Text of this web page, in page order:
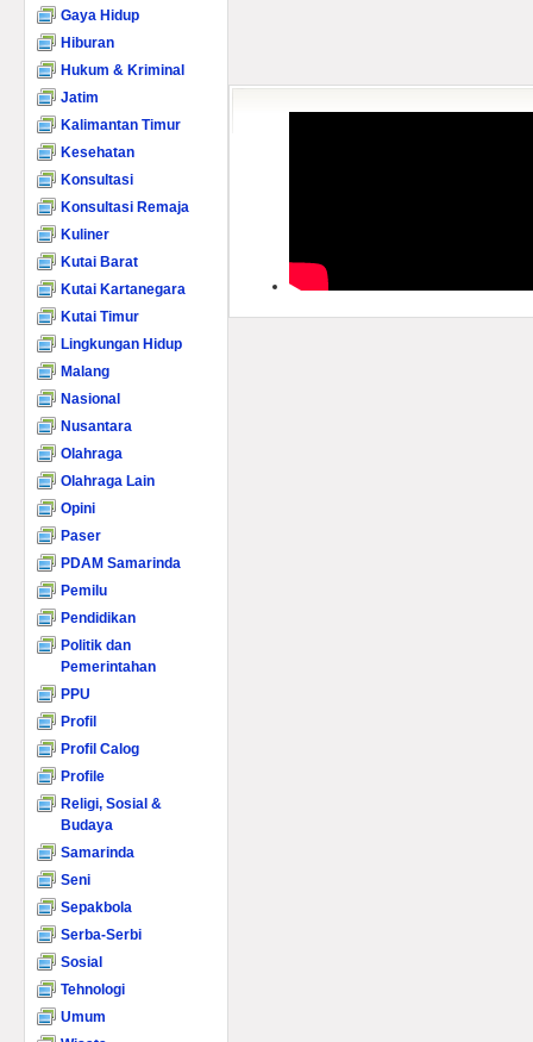
Gaya Hidup
Hiburan
Hukum & Kriminal
Jatim
Kalimantan Timur
Kesehatan
Konsultasi
Konsultasi Remaja
Kuliner
Kutai Barat
Kutai Kartanegara
Kutai Timur
Lingkungan Hidup
Malang
Nasional
Nusantara
Olahraga
Olahraga Lain
Opini
Paser
PDAM Samarinda
Pemilu
Pendidikan
Politik dan
Pemerintahan
PPU
Profil
Profil Calog
Profile
Religi, Sosial &
Budaya
Samarinda
Seni
Sepakbola
Serba-Serbi
Sosial
Tehnologi
Umum